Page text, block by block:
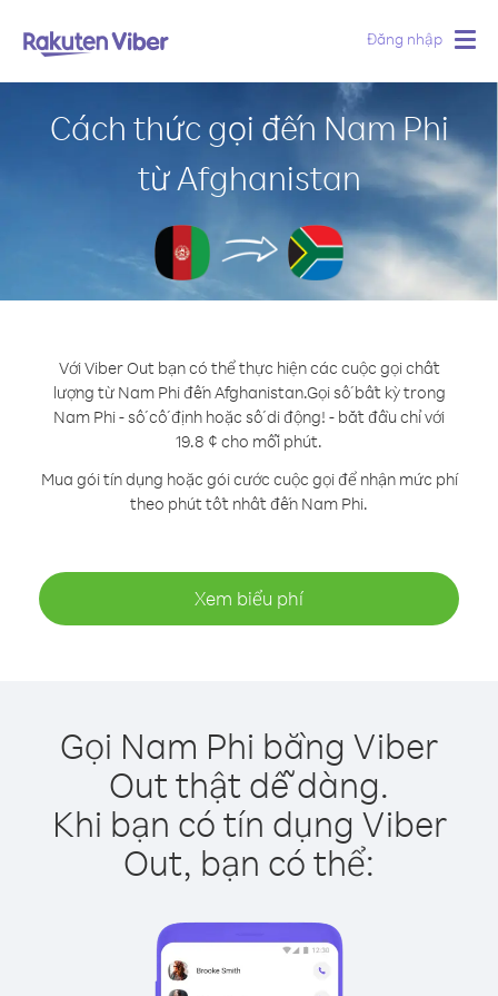
Đăng nhập
Cách thức gọi đến Nam Phi
từ Afghanistan
Với Viber Out bạn có thể thực hiện các cuộc gọi chất
lượng từ Nam Phi đến Afghanistan.Gọi số bất kỳ trong
Nam Phi - số cố định hoặc số di động! - bắt đầu chỉ với
19.8 ¢ cho mỗi phút.
Mua gói tín dụng hoặc gói cước cuộc gọi để nhận mức phí
theo phút tốt nhất đến Nam Phi.
Xem biểu phí
Gọi Nam Phi bằng Viber
Out thật dễ dàng.
Khi bạn có tín dụng Viber
Out, bạn có thể: